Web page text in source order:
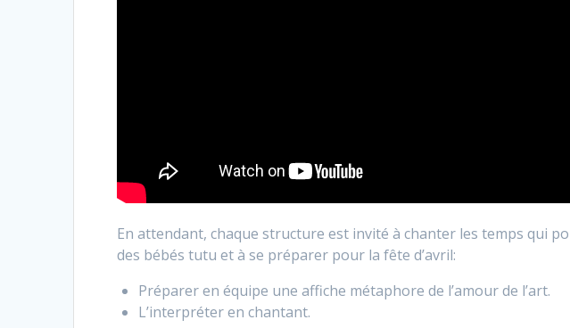
En attendant, chaque structure est invité à chanter les temps qui
des bébés tutu et à se préparer pour la fête d’avril:
Préparer en équipe une affiche métaphore de l’amour de l’art.
L’interpréter en chantant.